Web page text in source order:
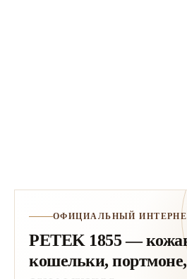
ОФИЦИАЛЬНЫЙ
PETEK 1855 —
кошельки,